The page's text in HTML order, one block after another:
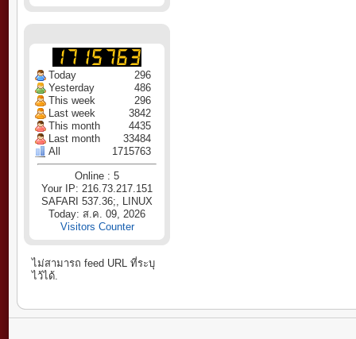
Today
296
Yesterday
486
This week
296
Last week
3842
This month
4435
Last month
33484
All
1715763
Online : 5
Your IP: 216.73.217.151
SAFARI 537.36;, LINUX
Today: ส.ค. 09, 2026
Visitors Counter
ไม่สามารถ feed URL ที่ระบุ
ไว้ได้.